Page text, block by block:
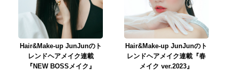
Hair&Make-up JunJunのト
レンドヘアメイク連載
『NEW BOSSメイク』
Hair&Make-up JunJunのト
レンドヘアメイク連載『春
メイク ver.2023』